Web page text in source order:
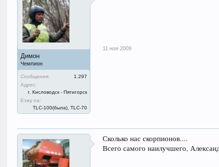
Димон
Чемпион
Сообщения:
1.297
Адрес:
г. Кисловодск - Пятигорск
Езжу на:
TLC-100(была), TLC-70
11 ноя 2009
Сколько нас скорпионов....
Всего самого наилучшего,